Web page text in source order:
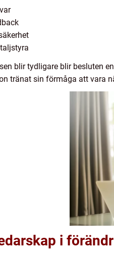
blir tydligare blir besluten
tränat sin förmåga att vara
i